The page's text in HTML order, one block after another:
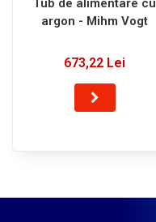
Tub de alimentare cu
argon - Mihm Vogt
673,22 Lei